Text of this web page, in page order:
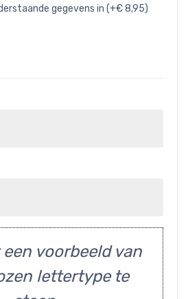
gegevens in (+€ 8,95)
voorbeeld van
lettertype te